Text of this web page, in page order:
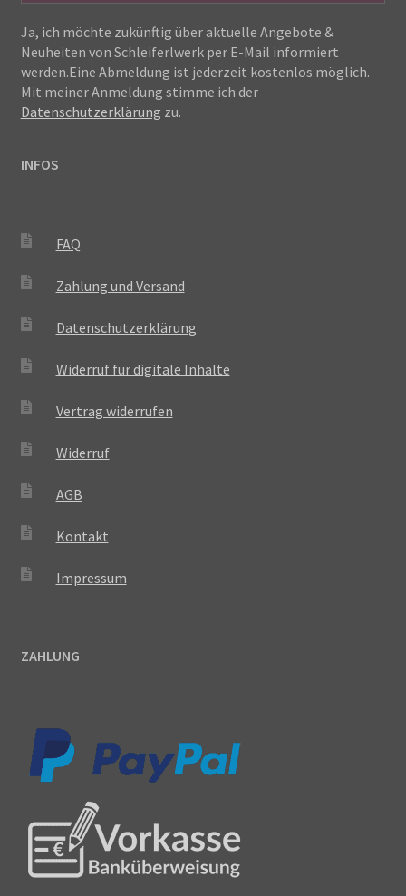
Ja, ich möchte zukünftig über aktuelle Angebote &
Neuheiten von Schleiferlwerk per E-Mail informiert
werden.Eine Abmeldung ist jederzeit kostenlos möglich.
Mit meiner Anmeldung stimme ich der
Datenschutzerklärung zu.
INFOS
FAQ
Zahlung und Versand
Datenschutzerklärung
Widerruf für digitale Inhalte
Vertrag widerrufen
Widerruf
AGB
Kontakt
Impressum
ZAHLUNG